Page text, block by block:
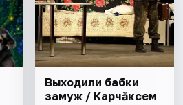
Выходили бабки
замуж / Карчăксем